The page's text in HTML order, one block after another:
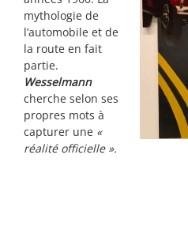
mythologie de
l’automobile et de
la route en fait
partie.
Wesselmann
cherche selon ses
propres mots à
capturer une «
réalité officielle ».